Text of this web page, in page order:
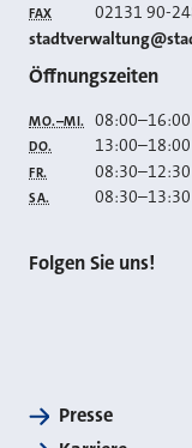
FAX 02131 90-
E-MAIL
Öffnungszeiten
MO.–MI. 08:00–16:00
DO. 13:00–18:00
FR. 08:30–12:30
SA. 08:30–13:30
Folgen Sie uns!
Presse